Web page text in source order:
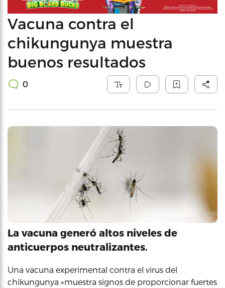
Vacuna contra el
chikungunya muestra
buenos resultados
0
La vacuna generó altos niveles de
anticuerpos neutralizantes.
Una vacuna experimental contra el virus del
chikungunya «muestra signos de proporcionar fuertes